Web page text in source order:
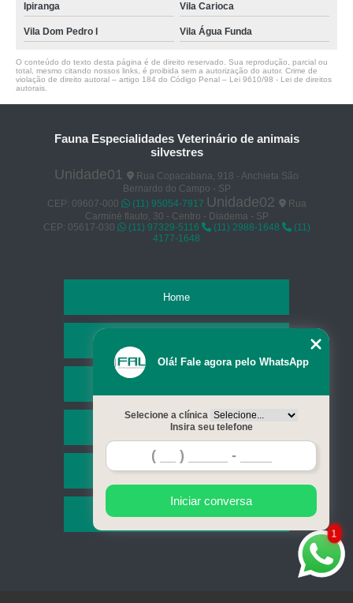
Ipiranga
Vila Carioca
Vila Dom Pedro I Vila Água Funda
O conteúdo do texto desta página é de direito reservado. Sua reprodução, parcial ou
total, mesmo citando nossos links, é proibida sem a autorização do autor. Crime de
violação de direito autoral – artigo 184 do Código Penal – Lei 9610/98 - Lei de direitos
autorais
Fauna Especialidades Veterinário de animais
silvestres
Unidade01
Rua Copacabana, 918 - Anchieta São
Bernardo do Campo - SP
CEP: 09607-000
(11) 95054-7917 Unidade02
Rua
Carminé flauto, 30 - Centro - Diadema - SP
CEP: 05617-030
(11) 97329-5116 (11) 2988-1648
(11)
4177-1648
Home
Serviços
Contato
Mapa do site
1
Olá! Fale agora pelo WhatsApp
Selecione a clínica
Insira seu telefone
Iniciar conversa